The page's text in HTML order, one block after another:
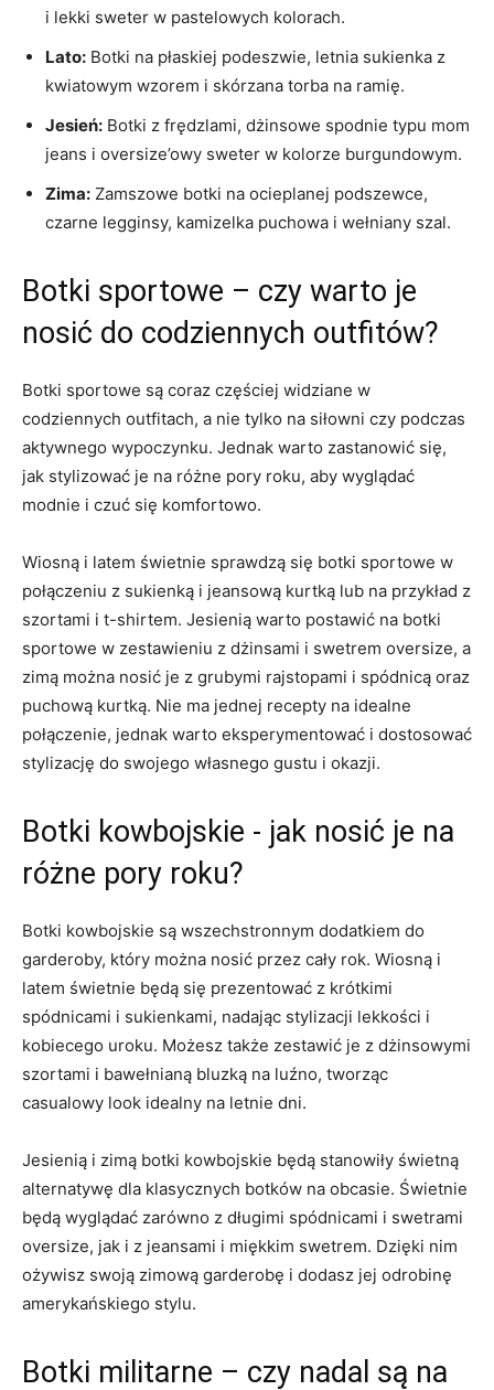
i lekki ​sweter w pastelowych kolorach.
Lato: Botki na⁤ płaskiej ​podeszwie, letnia‌ sukienka z
kwiatowym wzorem i ⁤skórzana‍ torba ⁤na ramię.
Jesień: Botki z frędzlami, dżinsowe spodnie typu mom
jeans i​ oversize’owy sweter w kolorze⁤ burgundowym.
Zima: Zamszowe botki‌ na ocieplanej podszewce,
czarne legginsy, kamizelka⁤ puchowa i wełniany szal.
Botki sportowe‌ – czy warto je
nosić ⁣do ⁣codziennych outfitów?
Botki sportowe są coraz częściej widziane w
codziennych outfitach, a nie tylko na⁢ siłowni czy podczas
aktywnego wypoczynku. Jednak warto zastanowić się,
jak stylizować je na ⁤różne pory ⁤roku, aby wyglądać
modnie i czuć się komfortowo.
Wiosną i ‌latem ⁣świetnie sprawdzą się botki sportowe⁤ w
‌połączeniu‍ z sukienką i ‌jeansową kurtką lub na ‍przykład z
szortami i t-shirtem. Jesienią warto postawić na botki‌
sportowe w zestawieniu ‌z dżinsami i swetrem⁣ oversize, a
zimą można⁣ nosić je z grubymi rajstopami ‍i spódnicą oraz
puchową kurtką. Nie ma jednej recepty na idealne
połączenie,‍ jednak‍ warto eksperymentować i dostosować
stylizację do ‌swojego własnego gustu i okazji.
Botki kowbojskie ‌- jak nosić je na⁣
różne pory⁢ roku?
Botki kowbojskie są wszechstronnym dodatkiem do
garderoby, który można nosić przez cały rok. Wiosną i
latem świetnie‌ będą ⁢się⁣ prezentować z krótkimi
spódnicami i⁣ sukienkami, nadając stylizacji lekkości i
kobiecego uroku. Możesz także zestawić je ⁣z dżinsowymi
szortami i bawełnianą bluzką na luźno, tworząc
casualowy‌ look idealny na letnie dni.
Jesienią i zimą botki kowbojskie będą stanowiły świetną
alternatywę ⁤dla klasycznych botków ⁢na obcasie. Świetnie
będą wyglądać zarówno ⁢z długimi spódnicami ‌i swetrami
oversize, jak i z jeansami i miękkim swetrem.⁤ Dzięki nim
ożywisz swoją​ zimową garderobę ⁤i dodasz jej odrobinę ​
amerykańskiego stylu.
Botki militarne – czy nadal są na